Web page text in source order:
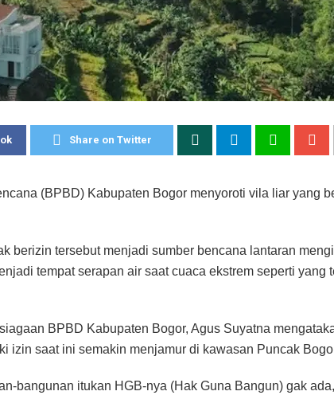
Share on Twitter
(BPBD) Kabupaten Bogor menyoroti vila liar yang
berizin tersebut menjadi sumber bencana lantaran
tempat serapan air saat cuaca ekstrem seperti yang
BPBD Kabupaten Bogor, Agus Suyatna
izin saat ini semakin menjamur di kawasan Puncak
bangunan itukan HGB-nya (Hak Guna Bangun) gak